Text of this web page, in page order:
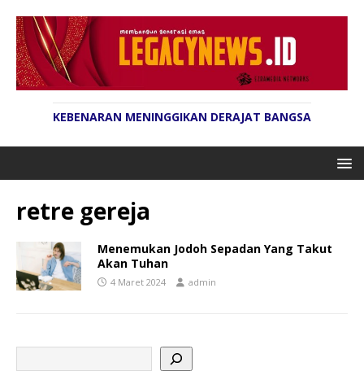
KEBENARAN MENINGGIKAN DERAJAT BANGSA
retre gereja
Menemukan Jodoh Sepadan Yang Takut
Akan Tuhan
4 Maret 2024 admin